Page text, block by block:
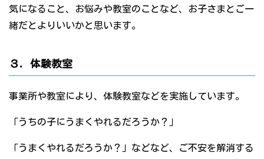
気になること、お悩みや教室のことなど、お子さまとご一
緒だとよりいいかと思います。
３．体験教室
事業所や教室により、体験教室などを実施しています。
「うちの子にうまくやれるだろうか？」
「うまくやれるだろうか？」などなど、ご不安を解消する